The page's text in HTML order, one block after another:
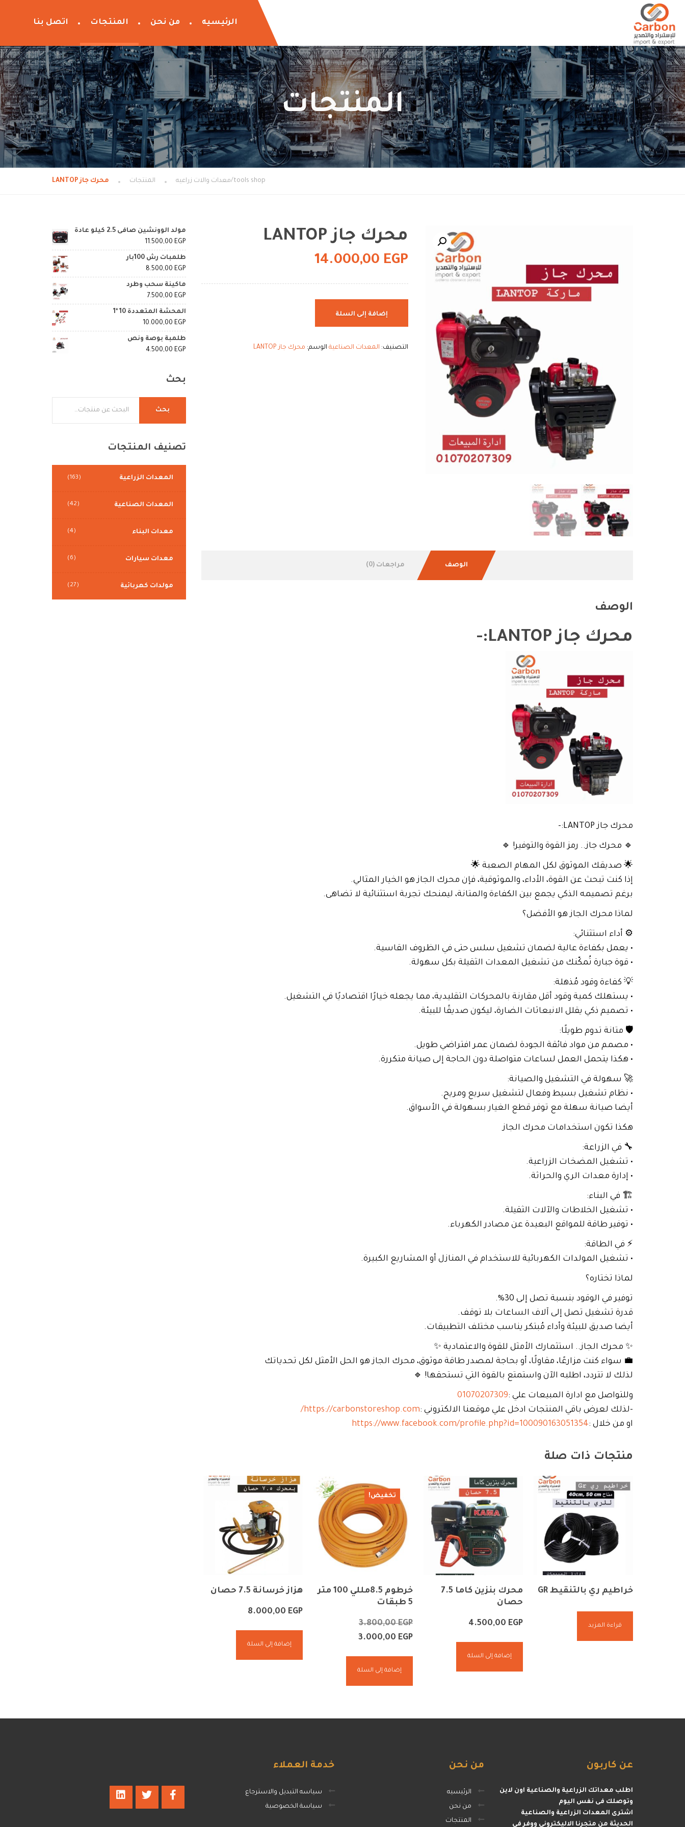
الرئيسيه من نحن المنتجات اتصل بنا
المنتجات
tools shop/معدات والات زراعيه المنتجات محرك جاز LANTOP
محرك جاز LANTOP
14.000,00 EGP
إضافة إلى السلة
التصنيف: المعدات الصناعية الوسم: محرك جاز LANTOP
الوصف مراجعات (0)
الوصف
محرك جاز LANTOP:-
محرك جاز LANTOP:-
🔹 محرك جاز.. رمز القوة والتوفير! 🔹
🌟 صديقك الموثوق لكل المهام الصعبة 🌟
إذا كنت تبحث عن القوة، الأداء، والموثوقية، فإن محرك الجاز هو الخيار المثالي.
برغم تصميمه الذكي يجمع بين الكفاءة والمتانة، ليمنحك تجربة استثنائية لا تضاهى.
لماذا محرك الجاز هو الأفضل؟
⚙️ أداء استثنائي:
• يعمل بكفاءة عالية لضمان تشغيل سلس حتى في الظروف القاسية.
• قوة جبارة تُمكّنك من تشغيل المعدات الثقيلة بكل سهولة.
💡 كفاءة وقود مُذهلة:
• يستهلك كمية وقود أقل مقارنة بالمحركات التقليدية، مما يجعله خيارًا اقتصاديًا في التشغيل.
• تصميم ذكي يقلل الانبعاثات الضارة، ليكون صديقًا للبيئة.
🛡️ متانة تدوم طويلًا:
• مصمم من مواد فائقة الجودة لضمان عمر افتراضي طويل.
• هكذا يتحمل العمل لساعات متواصلة دون الحاجة إلى صيانة متكررة.
🚀 سهولة في التشغيل والصيانة:
• نظام تشغيل بسيط وفعال لتشغيل سريع ومريح.
أيضا صيانة سهلة مع توفر قطع الغيار بسهولة في الأسواق.
هكذا تكون استخدامات محرك الجاز
🔧 في الزراعة:
• تشغيل المضخات الزراعية.
• إدارة معدات الري والحراثة.
🏗️ في البناء:
• تشغيل الخلاطات والآلات الثقيلة.
• توفير طاقة للمواقع البعيدة عن مصادر الكهرباء.
⚡ في الطاقة:
• تشغيل المولدات الكهربائية للاستخدام في المنازل أو المشاريع الكبيرة.
لماذا تختاره؟
توفير في الوقود بنسبة تصل إلى 30%.
قدرة تشغيل تصل إلى آلاف الساعات بلا توقف.
أيضا صديق للبيئة وأداء مُبتكر يناسب مختلف التطبيقات.
✨ محرك الجاز.. استثمارك الأمثل للقوة والاعتمادية ✨
💼 سواء كنت مزارعًا، مقاولًا، أو بحاجة لمصدر طاقة موثوق، محرك الجاز هو الحل الأمثل لكل تحدياتك
لذلك لا تتردد، اطلبه الآن واستمتع بالقوة التي تستحقها! 🔹
وللتواصل مع ادارة المبيعات علي :01070207309
-لذلك لعرض باقي المنتجات ادخل علي موقعنا الالكتروني :https://carbonstoreshop.com/
او من خلال :https://www.facebook.com/profile.php?id=100090163051354
منتجات ذات صلة
خراطيم ري بالتنقيط GR
قراءة المزيد
محرك بنزين كاما 7.5
حصان
4.500,00 EGP
إضافة إلى السلة
تخفيض!
خرطوم 8.5مللي 100 متر
5 طبقات
3.800,00EGP
3.000,00 EGP
إضافة إلى السلة
هزاز خرسانة 7.5 حصان
8.000,00 EGP
إضافة إلى السلة
مولد الوونشين صافى 2.5 كيلو عادة
11.500,00 EGP
طلمبات رش 100بار
8.500,00 EGP
ماكينة سحب وطرد
7.500,00 EGP
المحشة المتعددة 10 *1
10.000,00 EGP
طلمبة بوصة ونص
4.500,00 EGP
بحث
بحث
تصنيف المنتجات
المعدات الزراعية (163)
المعدات الصناعية (42)
معدات البناء (4)
معدات سيارات (6)
مولدات كهربائية (27)
عن كاربون
اطلب معداتك الزراعية والصناعية اون لاين
وتوصلك فى نفس اليوم
اشترى المعدات الزراعية والصناعية
الحديثة من متجرنا الاليكتروني ووفر فى
من نحن
الرئيسيه
من نحن
المنتجات
خدمة العملاء
سياسه التبديل والاسترجاع
سياسة الخصوصية